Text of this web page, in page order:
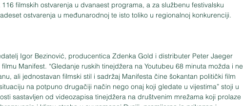
filmskih ostvarenja u dvanaest programa, a za službenu festivalsku
ostvarenja u međunarodnoj te isto toliko u regionalnoj konkurenciji.
Igor Bezinović, producentica Zdenka Gold i distributer Peter Jaeger
Manifest. “Gledanje ruskih tinejdžera na Youtubeu 68 minuta možda i ne
ali jednostavan filmski stil i sadržaj Manifesta čine šokantan politički film
na potpuno drugačiji način nego onaj koji gledate u vijestima” stoji u
sastavljen od videozapisa tinejdžera na društvenim mrežama koji prolaze